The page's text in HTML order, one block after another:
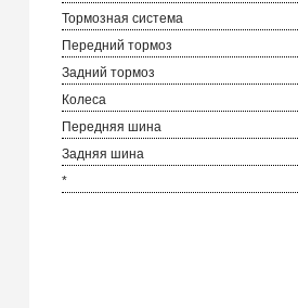
Тормозная система
Передний тормоз
Задний тормоз
Колеса
Передняя шина
Задняя шина
*